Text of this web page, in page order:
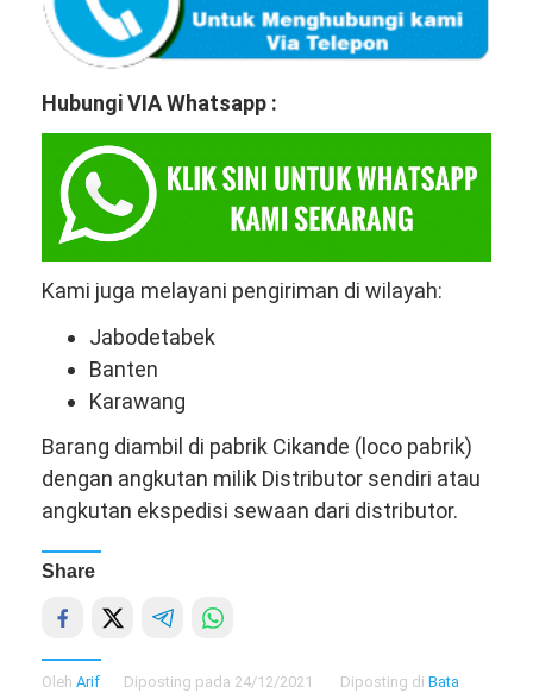
Hubungi VIA Whatsapp :
Kami juga melayani pengiriman di wilayah:
Jabodetabek
Banten
Karawang
Barang diambil di pabrik Cikande (loco pabrik)
dengan angkutan milik Distributor sendiri atau
angkutan ekspedisi sewaan dari distributor.
Share
Oleh Arif Diposting pada 24/12/2021 Diposting di Bata